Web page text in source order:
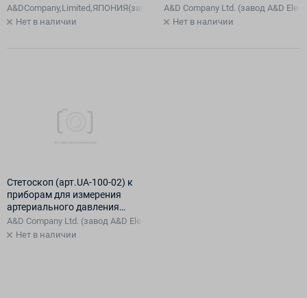
механический)
A&DCompany,Limited,ЯПОНИЯ(завод: Wenzhou Bokang Instruments Co.,
Нет в наличии
(автоматический), модельUB-
402
A&D Company Ltd. (завод A&D
Нет в наличии
Стетоскоп (арт.UA-100-02) к
приборам для измерения
артериального давления
модели UA-100.
A&D Company Ltd. (завод A&D Electronics (Shenzhen) Co.. Ltd. в Китае)
Нет в наличии